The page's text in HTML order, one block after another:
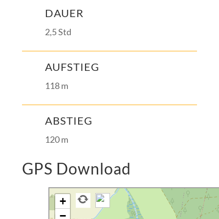
DAUER
2,5 Std
AUFSTIEG
118 m
ABSTIEG
120 m
GPS Download
+
−